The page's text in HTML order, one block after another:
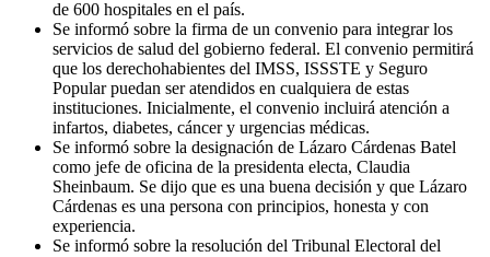
de 600 hospitales en el país.
Se informó sobre la firma de un convenio para integrar los
servicios de salud del gobierno federal. El convenio permitirá
que los derechohabientes del IMSS, ISSSTE y Seguro
Popular puedan ser atendidos en cualquiera de estas
instituciones. Inicialmente, el convenio incluirá atención a
infartos, diabetes, cáncer y urgencias médicas.
Se informó sobre la designación de Lázaro Cárdenas Batel
como jefe de oficina de la presidenta electa, Claudia
Sheinbaum. Se dijo que es una buena decisión y que Lázaro
Cárdenas es una persona con principios, honesta y con
experiencia.
Se informó sobre la resolución del Tribunal Electoral del